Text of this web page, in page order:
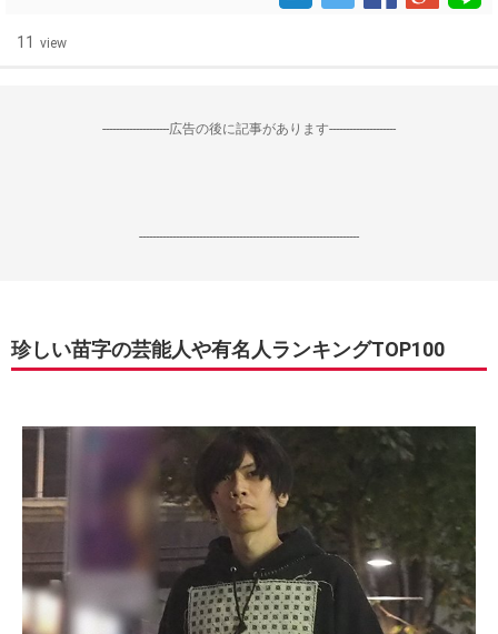
11 view
--------------------広告の後に記事があります--------------------
------------------------------------------------------------------
珍しい苗字の芸能人や有名人ランキングTOP100